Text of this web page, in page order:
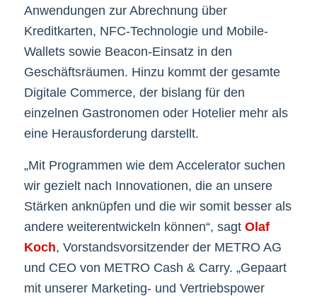
Anwendungen zur Abrechnung über
Kreditkarten, NFC-Technologie und Mobile-
Wallets sowie Beacon-Einsatz in den
Geschäftsräumen. Hinzu kommt der gesamte
Digitale Commerce, der bislang für den
einzelnen Gastronomen oder Hotelier mehr als
eine Herausforderung darstellt.
„Mit Programmen wie dem Accelerator suchen
wir gezielt nach Innovationen, die an unsere
Stärken anknüpfen und die wir somit besser als
andere weiterentwickeln können“, sagt Olaf
Koch, Vorstandsvorsitzender der METRO AG
und CEO von METRO Cash & Carry. „Gepaart
mit unserer Marketing- und Vertriebspower